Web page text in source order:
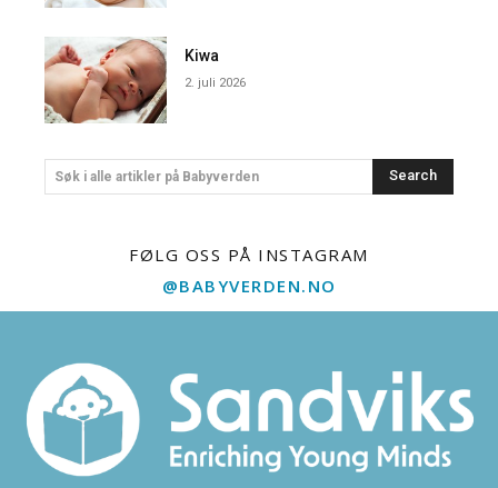
Kiwa
2. juli 2026
Søk i alle artikler på Babyverden Search
FØLG OSS PÅ INSTAGRAM
@BABYVERDEN.NO